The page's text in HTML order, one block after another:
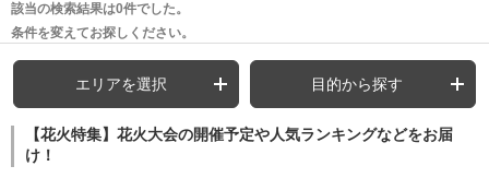
該当の検索結果は0件でした。
条件を変えてお探しください。
エリアを選択 目的から探す
【花火特集】花火大会の開催予定や人気ランキングなどをお届
け！